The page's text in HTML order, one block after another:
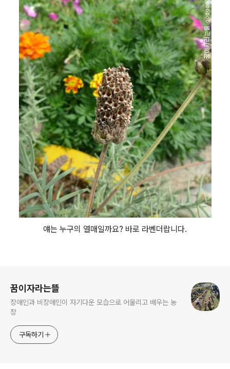
얘는 누구의 열매일까요? 바로 라벤더랍니다.
꿈이자라는뜰
장애인과 비장애인이 자기다운 모습으로 어울리고 배우는 농
장
구독하기